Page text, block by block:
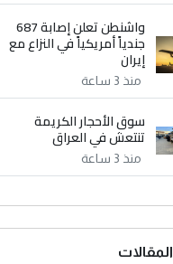
واشنطن تعلن إصابة 687
جندياً أمريكياً في النزاع مع
إيران
منذ 3 ساعة
سوق الأحجار الكريمة
تنتعش في العراق
منذ 3 ساعة
المقالات